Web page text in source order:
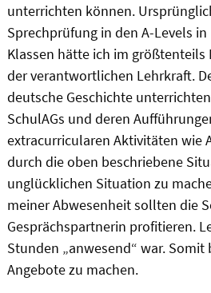
unterrichten können.
Sprechprüfung in den A-Levels
Klassen hätte ich im
der verantwortlichen Lehrkraft.
deutsche Geschichte
SchulAGs und deren
extracurricularen Aktivitäten wie
durch die oben beschriebene
unglücklichen Situation zu
meiner Abwesenheit sollten die
Gesprächspartnerin profitieren.
Stunden „anwesend“ war.
Angebote zu machen.